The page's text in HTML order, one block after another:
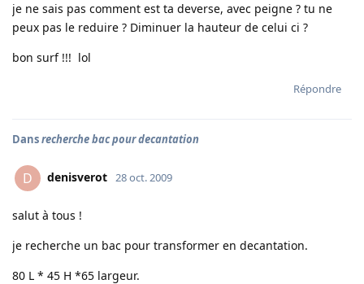
je ne sais pas comment est ta deverse, avec peigne ? tu ne
peux pas le reduire ? Diminuer la hauteur de celui ci ?
bon surf !!! lol
Répondre
Dansrecherche bac pour decantation
D denisverot 28 oct. 2009
salut à tous !
je recherche un bac pour transformer en decantation.
80 L * 45 H *65 largeur.